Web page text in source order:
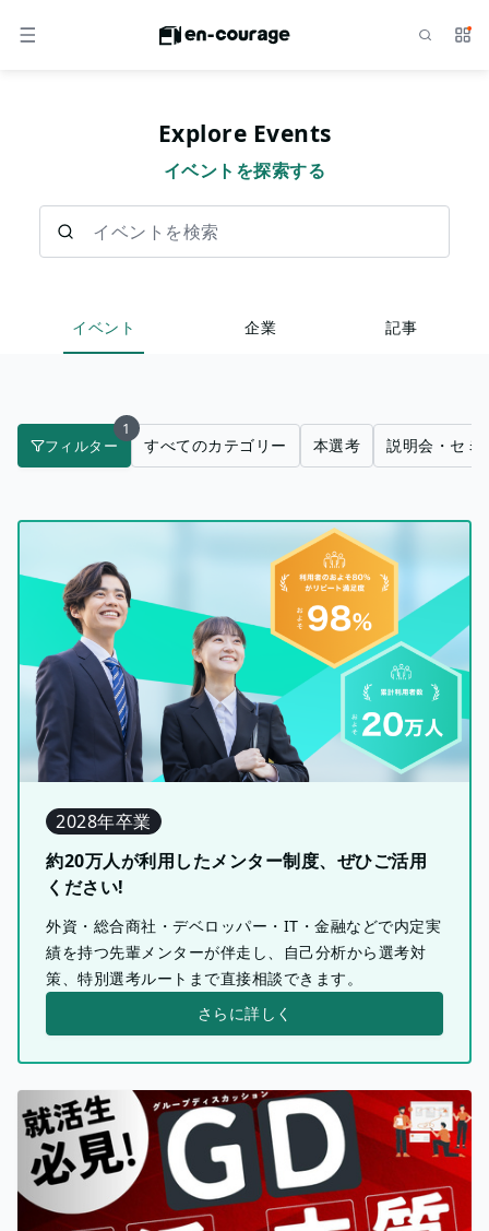
メニュー サ
Explore Events
イベントを探索する
イベント 企業 記事
フィルター
1
すべてのカテゴリー 本選考 説明会・セミ
2028年卒業
約20万人が利用したメンター制度、ぜひご活用
ください!
外資・総合商社・デベロッパー・IT・金融などで内定実
績を持つ先輩メンターが伴走し、自己分析から選考対
策、特別選考ルートまで直接相談できます。
さらに詳しく